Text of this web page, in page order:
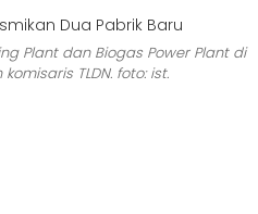
Plant dan Biogas Power Plant di
TLDN. foto: ist.